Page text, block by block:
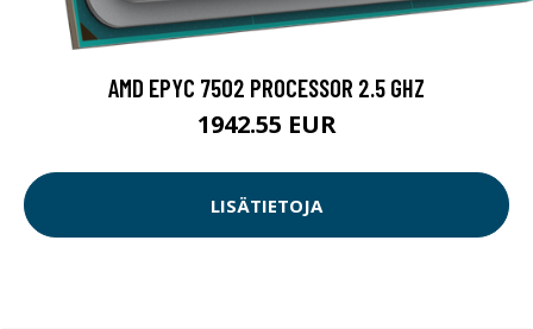
AMD EPYC 7502 PROCESSOR 2.5 GHZ
1942.55 EUR
LISÄTIETOJA